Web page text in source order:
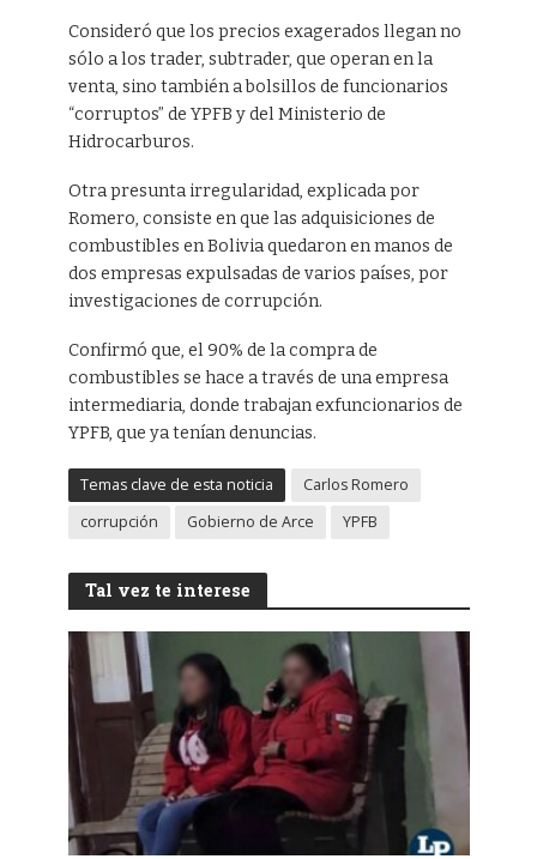
Consideró que los precios exagerados llegan no
sólo a los trader, subtrader, que operan en la
venta, sino también a bolsillos de funcionarios
“corruptos” de YPFB y del Ministerio de
Hidrocarburos.
Otra presunta irregularidad, explicada por
Romero, consiste en que las adquisiciones de
combustibles en Bolivia quedaron en manos de
dos empresas expulsadas de varios países, por
investigaciones de corrupción.
Confirmó que, el 90% de la compra de
combustibles se hace a través de una empresa
intermediaria, donde trabajan exfuncionarios de
YPFB, que ya tenían denuncias.
Temas clave de esta noticia
Carlos Romero
corrupción
Gobierno de Arce YPFB
Tal vez te interese